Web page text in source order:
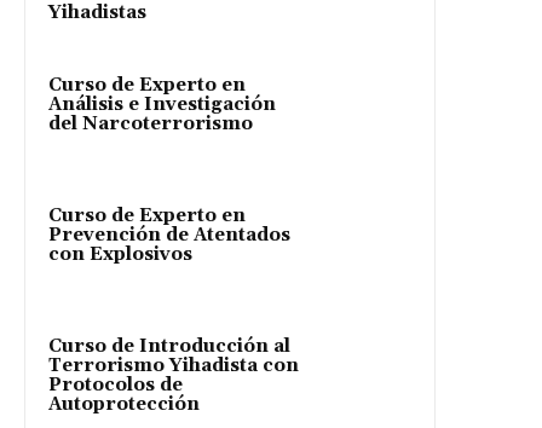
Yihadistas
Curso de Experto en
Análisis e Investigación
del Narcoterrorismo
Curso de Experto en
Prevención de Atentados
con Explosivos
Curso de Introducción al
Terrorismo Yihadista con
Protocolos de
Autoprotección